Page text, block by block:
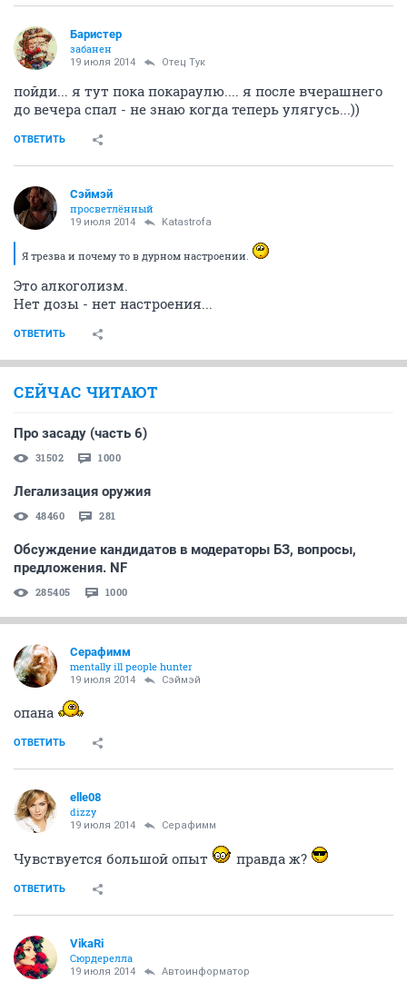
Баристер
забанен
19 июля 2014 Отец Тук
пойди... я тут пока покараулю.... я после вчерашнего
до вечера спал - не знаю когда теперь улягусь...))
ОТВЕТИТЬ
Сэймэй
просветлённый
19 июля 2014 Katastrofa
Я трезва и почему то в дурном настроении.
Это алкоголизм.
Нет дозы - нет настроения...
ОТВЕТИТЬ
СЕЙЧАС ЧИТАЮТ
Про засаду (часть 6)
31502 1000
Легализация оружия
48460 281
Обсуждение кандидатов в модераторы БЗ, вопросы,
предложения. NF
285405 1000
Серафимм
mentally ill people hunter
19 июля 2014 Сэймэй
опана
ОТВЕТИТЬ
elle08
dizzy
19 июля 2014 Серафимм
Чувствуется большой опыт правда ж?
ОТВЕТИТЬ
VikaRi
Сюрдерелла
19 июля 2014 Автоинформатор